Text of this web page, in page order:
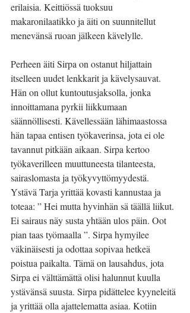
erilaisia. Keittiössä tuoksuu
makaronilaatikko ja äiti on suunnitellut
menevänsä ruoan jälkeen kävelylle.
Perheen äiti Sirpa on ostanut hiljattain
itselleen uudet lenkkarit ja kävelysauvat.
Hän on ollut kuntoutusjaksolla, jonka
innoittamana pyrkii liikkumaan
säännöllisesti. Kävellessään lähimaastossa
hän tapaa entisen työkaverinsa, jota ei ole
tavannut pitkään aikaan. Sirpa kertoo
työkaverilleen muuttuneesta tilanteesta,
sairaslomasta ja työkyvyttömyydestä.
Ystävä Tarja yrittää kovasti kannustaa ja
toteaa: ” Hei mutta hyvinhän sä täällä liikut.
Ei sairaus näy susta yhtään ulos päin. Oot
pian taas työmaalla ”. Sirpa hymyilee
väkinäisesti ja odottaa sopivaa hetkeä
poistua paikalta. Tämä on lausahdus, jota
Sirpa ei välttämättä olisi halunnut kuulla
ystävänsä suusta. Sirpa pidättelee kyyneleitä
ja yrittää olla ajattelematta asiaa. Kotiin